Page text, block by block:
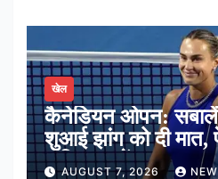
खेल
कैनेडियन ओपन:
शुआई झांग को दी मात,
अंतिम 16 में जगह
AUGUST 7, 2026